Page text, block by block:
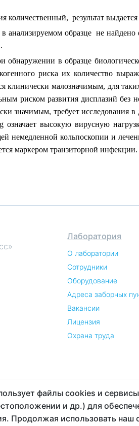
файлы cookies и
и др.) для
Продолжая использовать наш
количественный, результат
в анализируемом образце не
обнаружении в образце
риска их количество
клинически малозначимым, для
риском развития дисплазий без
значимым, требует исследования
означает высокую вирусную
немедленной кольпоскопии и
маркером транзиторной инфекции.
Лаборатория
О лаборатории
Сотрудники
Оборудование
Адреса заборных
Вакансии
Лицензия
Охрана труда